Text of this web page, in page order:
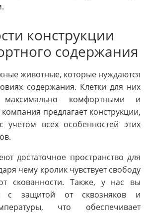
конструкции
содержания
животные, которые нуждаются
содержания. Клетки для них
комфортными и
предлагает конструкции,
учетом всех особенностей этих
достаточное пространство для
чему кролик чувствует свободу
скованности. Также, у нас вы
с защитой от сквозняков и
что обеспечивает